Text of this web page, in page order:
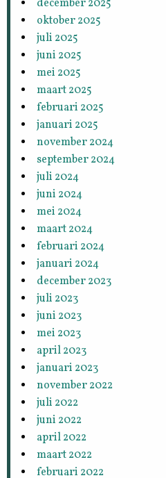
december 2025
oktober 2025
juli 2025
juni 2025
mei 2025
maart 2025
februari 2025
januari 2025
november 2024
september 2024
juli 2024
juni 2024
mei 2024
maart 2024
februari 2024
januari 2024
december 2023
juli 2023
juni 2023
mei 2023
april 2023
januari 2023
november 2022
juli 2022
juni 2022
april 2022
maart 2022
februari 2022